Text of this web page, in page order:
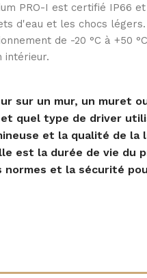
SPÉCIAL
Mur avec étrier, Muret avec
PRO-I est certifié IP66
d'eau et les chocs légers.
de -20 °C à +50
intérieur.
sur un mur, un muret
quel type de driver
et la qualité de la
est la durée de vie du
normes et la sécurité